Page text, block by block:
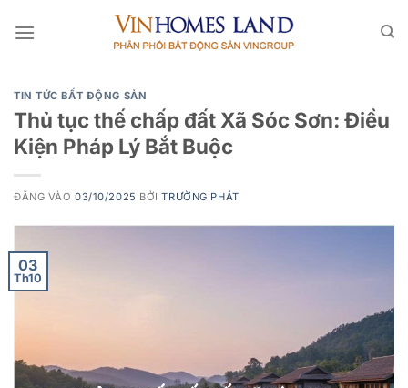
qua
TIN TỨC BẤT ĐỘNG SẢN
Thủ tục thế chấp đất Xã Sóc Sơn: Điều
Kiện Pháp Lý Bắt Buộc
ĐĂNG VÀO03/10/2025 BỞITRƯỜNG PHÁT
03
Th10